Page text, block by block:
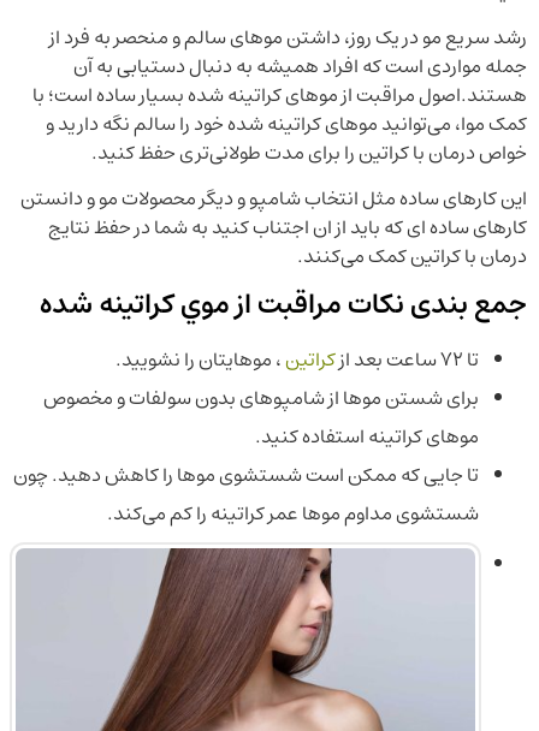
رشد سریع مو در یک روز، داشتن موهای سالم و منحصر به فرد از
جمله مواردی است که افراد همیشه به دنبال دستیابی به آن
هستند.اصول مراقبت از موهای کراتینه شده بسیار ساده است؛ با
کمک موا، می‌توانید موهای کراتینه شده خود را سالم نگه دارید و
خواص درمان با کراتین را برای مدت طولانی‌تری حفظ کنید.
این کارهای ساده مثل انتخاب شامپو و دیگر محصولات مو و دانستن
کارهای ساده ای که باید از ان اجتناب کنید به شما در حفظ نتایج
درمان با کراتین کمک می‌کنند.
جمع بندی نکات مراقبت از موي كراتينه شده
تا 72 ساعت بعد از کراتین، موهایتان را نشویید.
برای شستن موها از شامپوهای بدون سولفات و مخصوص
موهای کراتینه استفاده کنید.
تا جایی که ممکن است شستشوی موها را کاهش دهید. چون
شستشوی مداوم موها عمر کراتینه را کم می‌کند.